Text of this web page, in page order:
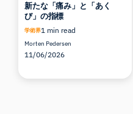
新たな「痛み」と「あく
び」の指標
学術界1 min read
Morten Pedersen
11/06/2026